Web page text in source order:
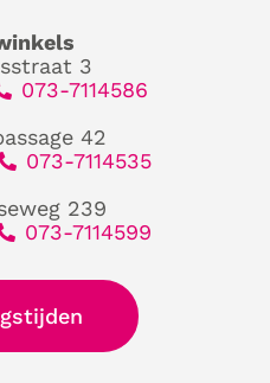
3
073-7114586
42
073-7114535
239
073-7114599